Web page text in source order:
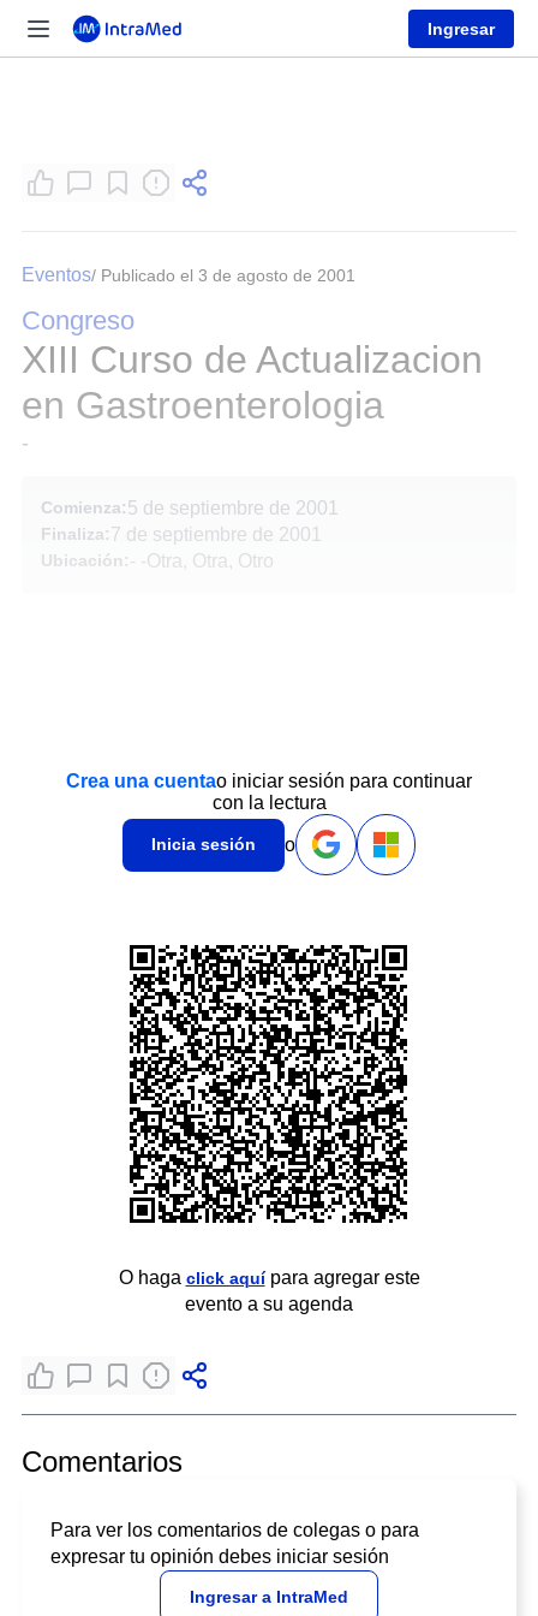
Ingresar
Eventos/ Publicado el 3 de agosto de 2001
Congreso
XIII Curso de Actualizacion
en Gastroenterologia
-
Comienza:5 de septiembre de 2001
Finaliza:7 de septiembre de 2001
Ubicación:- -Otra, Otra, Otro
Crea una cuentao iniciar sesión para continuar
con la lectura
Inicia sesión o
O haga click aquípara agregar este
evento a su agenda
Comentarios
Para ver los comentarios de colegas o para
expresar tu opinión debes iniciar sesión
Ingresar a IntraMed